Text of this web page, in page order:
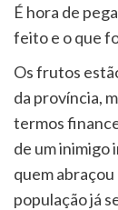
É hora de
feito e o que
Os frutos
da província,
termos
de um inimigo
quem
população já